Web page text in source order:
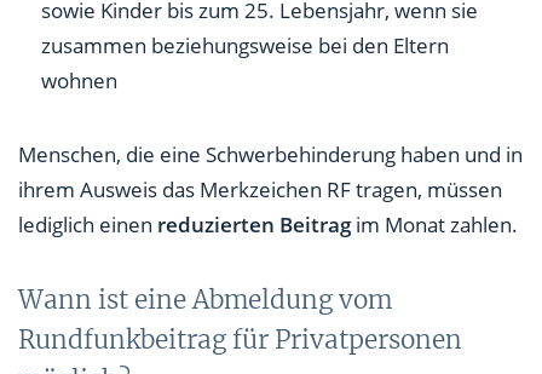
sowie Kinder bis zum 25. Lebensjahr, wenn sie
zusammen beziehungsweise bei den Eltern
wohnen
Menschen, die eine Schwerbehinderung haben und in
ihrem Ausweis das Merkzeichen RF tragen, müssen
lediglich einen reduzierten Beitragim Monat zahlen.
Wann ist eine Abmeldung vom
Rundfunkbeitrag für Privatpersonen